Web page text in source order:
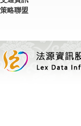
策略聯盟